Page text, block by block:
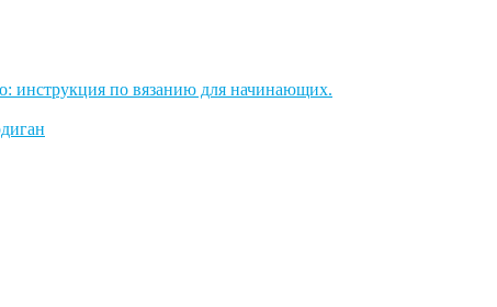
инструкция по вязанию для начинающих.